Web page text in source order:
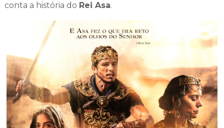
conta a história do Rei Asa.